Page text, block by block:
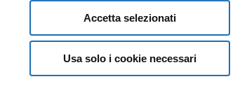
Accetta selezionati
Usa solo i cookie necessari